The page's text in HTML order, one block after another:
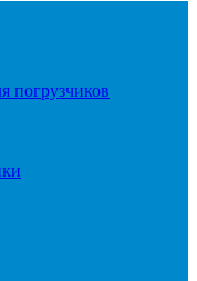
погрузчиков